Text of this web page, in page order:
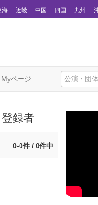
海 近畿 中国 四国 九州
Myページ
録者
0-0件 / 0件中